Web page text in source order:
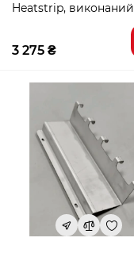
Heatstrip, виконаний
3 275 ₴